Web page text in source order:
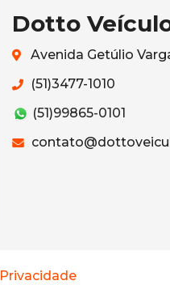
Dotto
Avenida Getúlio
(51)3477-1010
(51)99865-0101
Privacidade